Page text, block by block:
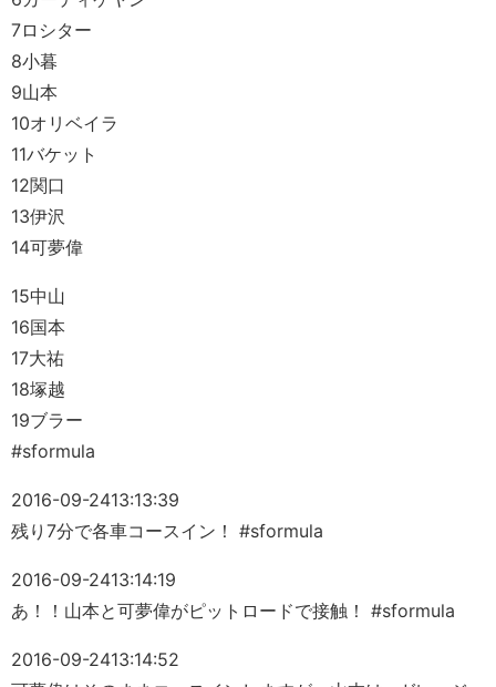
7ロシター
8小暮
9山本
10オリベイラ
11バケット
12関口
13伊沢
14可夢偉
15中山
16国本
17大祐
18塚越
19ブラー
#sformula
2016-09-2413:13:39
残り7分で各車コースイン！ #sformula
2016-09-2413:14:19
あ！！山本と可夢偉がピットロードで接触！ #sformula
2016-09-2413:14:52